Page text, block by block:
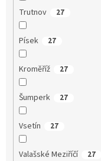
Trutnov 27
Písek 27
Kroměříž 27
Šumperk 27
Vsetín 27
Valašské Meziříčí 27